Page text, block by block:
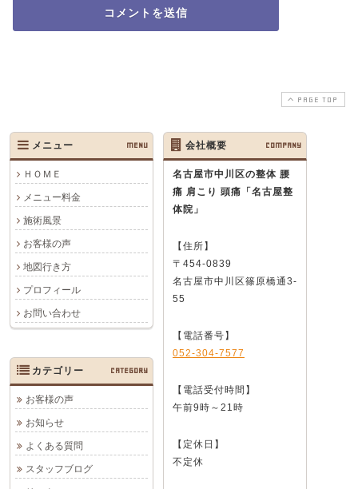
PAGE TOP
メニュー MENU
ＨＯＭＥ
メニュー料金
施術風景
お客様の声
地図行き方
プロフィール
お問い合わせ
会社概要 COMPANY
名古屋市中川区の整体 腰
痛 肩こり 頭痛 「名古屋整
体院」
【住所】
〒454-0839
名古屋市中川区篠原橋通3-
55
【電話番号】
052-304-7577
【電話受付時間】
午前9時～21時
【定休日】
不定休
カテゴリー CATEGORY
お客様の声
お知らせ
よくある質問
スタッフブログ